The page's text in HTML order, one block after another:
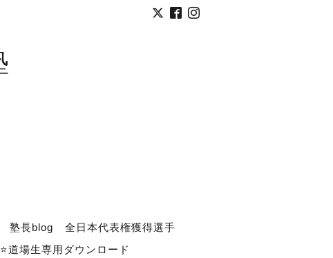
塾長blog
全日本代表権獲得選手
道場生専用ダウンロード